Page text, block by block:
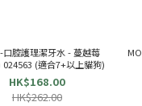
口腔護理潔牙水 - 蔓越莓
(適合7+以上貓狗)
HK$168.00
HK$262.00